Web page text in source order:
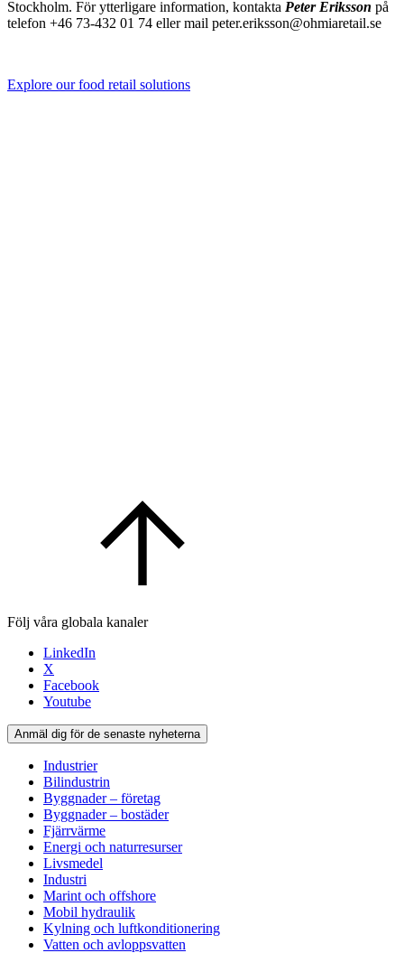
Stockholm. För ytterligare information, kontakta Peter Eriksson på
telefon +46 73-432 01 74 eller mail peter.eriksson@ohmiaretail.se
Explore our food retail solutions
Följ våra globala kanaler
LinkedIn
X
Facebook
Youtube
Anmäl dig för de senaste nyheterna
Industrier
Bilindustrin
Byggnader – företag
Byggnader – bostäder
Fjärrvärme
Energi och naturresurser
Livsmedel
Industri
Marint och offshore
Mobil hydraulik
Kylning och luftkonditionering
Vatten och avloppsvatten